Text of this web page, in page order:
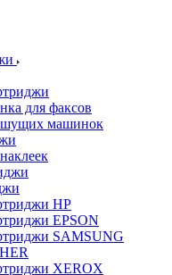
для факсов
машинок
HP
EPSON
SAMSUNG
XEROX